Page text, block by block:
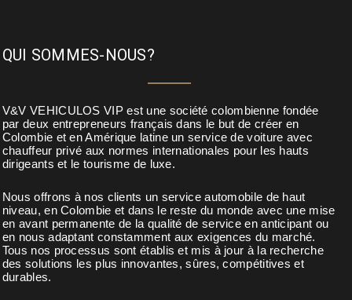
QUI SOMMES-NOUS?
V&V VEHICULOS VIP est une société colombienne fondée
par deux entrepreneurs français dans le but de créer en
Colombie et en Amérique latine un service de voiture avec
chauffeur privé aux normes internationales pour les hauts
dirigeants et le tourisme de luxe.
Nous offrons à nos clients un service automobile de haut
niveau, en Colombie et dans le reste du monde avec une mise
en avant permanente de la qualité de service en anticipant ou
en nous adaptant constamment aux exigences du marché.
Tous nos processus sont établis et mis à jour à la recherche
des solutions les plus innovantes, sûres, compétitives et
durables.